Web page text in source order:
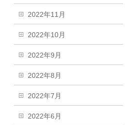
2022年11月
2022年10月
2022年9月
2022年8月
2022年7月
2022年6月